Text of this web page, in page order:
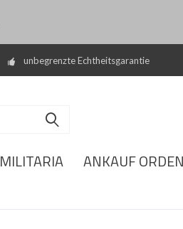
unbegrenzte Echtheitsgarantie
MILITARIA ANKAUF ORDEN